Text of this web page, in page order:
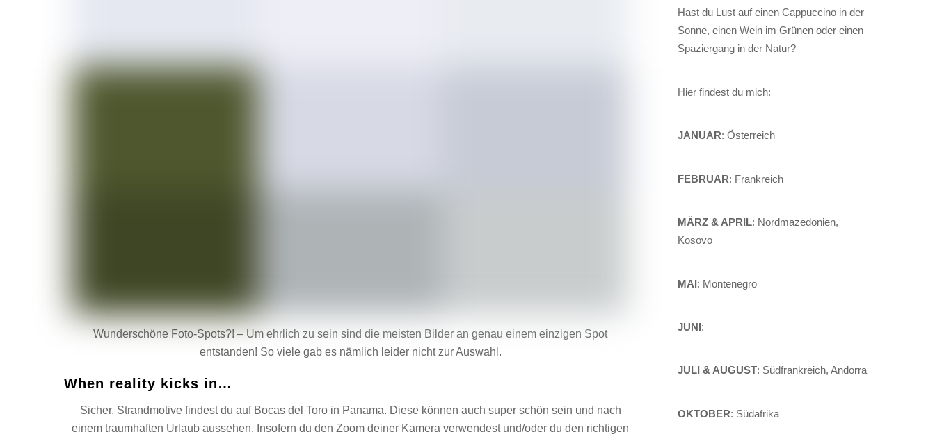
Wunderschöne Foto-Spots?! – Um ehrlich zu sein sind die meisten Bilder an genau einem einzigen Spot
entstanden! So viele gab es nämlich leider nicht zur Auswahl.
When reality kicks in…
Sicher, Strandmotive findest du auf Bocas del Toro in Panama. Diese können auch super schön sein und nach
einem traumhaften Urlaub aussehen. Insofern du den Zoom deiner Kamera verwendest und/oder du den richtigen
Hast du Lust auf einen Cappuccino in der
Sonne, einen Wein im Grünen oder einen
Spaziergang in der Natur?
Hier findest du mich:
JANUAR: Österreich
FEBRUAR: Frankreich
MÄRZ & APRIL: Nordmazedonien,
Kosovo
MAI: Montenegro
JUNI:
JULI & AUGUST: Südfrankreich, Andorra
OKTOBER: Südafrika